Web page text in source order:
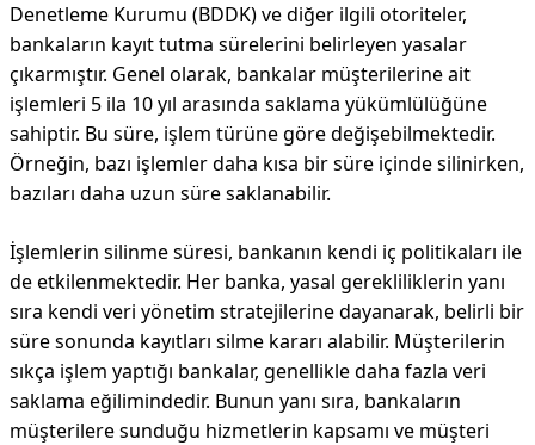
Denetleme Kurumu (BDDK) ve diğer ilgili otoriteler,
bankaların kayıt tutma sürelerini belirleyen yasalar
çıkarmıştır. Genel olarak, bankalar müşterilerine ait
işlemleri 5 ila 10 yıl arasında saklama yükümlülüğüne
sahiptir. Bu süre, işlem türüne göre değişebilmektedir.
Örneğin, bazı işlemler daha kısa bir süre içinde silinirken,
bazıları daha uzun süre saklanabilir.
İşlemlerin silinme süresi, bankanın kendi iç politikaları ile
de etkilenmektedir. Her banka, yasal gerekliliklerin yanı
sıra kendi veri yönetim stratejilerine dayanarak, belirli bir
süre sonunda kayıtları silme kararı alabilir. Müşterilerin
sıkça işlem yaptığı bankalar, genellikle daha fazla veri
saklama eğilimindedir. Bunun yanı sıra, bankaların
müşterilere sunduğu hizmetlerin kapsamı ve müşteri